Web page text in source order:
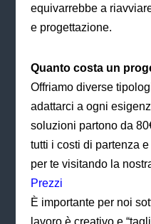
equivarrebbe a
e progettazione.
Quanto costa un
Offriamo diverse
adattarci a ogni
soluzioni partono da
tutti i costi di partenza
per te visitando la
Prezzi
È importante per noi
lavoro è creativo e